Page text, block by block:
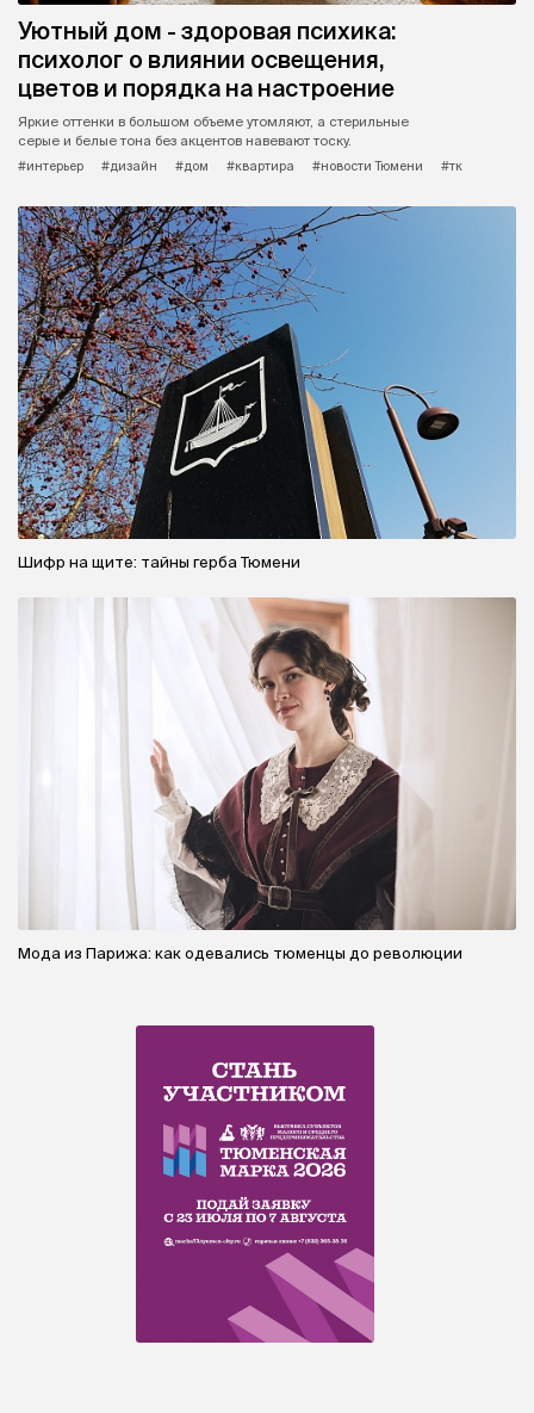
Уютный дом - здоровая психика:
психолог о влиянии освещения,
цветов и порядка на настроение
Яркие оттенки в большом объеме утомляют, а стерильные
серые и белые тона без акцентов навевают тоску.
#интерьер
#дизайн #дом #квартира #новости Тюмени #тк
Шифр на щите: тайны герба Тюмени
Мода из Парижа: как одевались тюменцы до революции